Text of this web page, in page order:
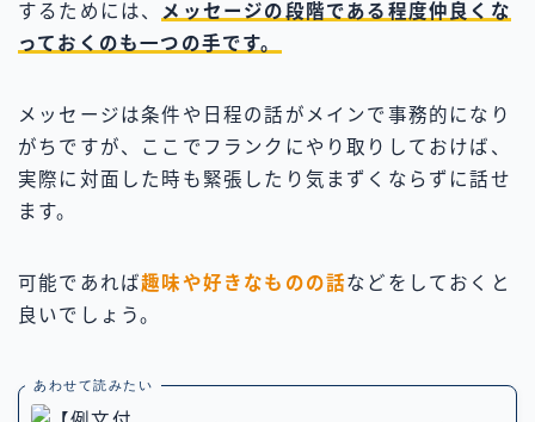
するためには、 メッセージの段階である程度仲良くな
っておくのも一つの手です。
メッセージは条件や日程の話がメインで事務的になり
がちですが、ここでフランクにやり取りしておけば、
実際に対面した時も緊張したり気まずくならずに話せ
ます。
可能であれば趣味や好きなものの話などをしておくと
良いでしょう。
あわせて読みたい